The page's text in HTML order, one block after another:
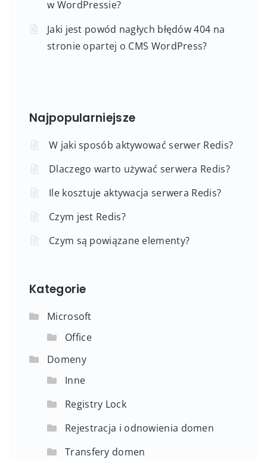
w WordPressie?
Jaki jest powód nagłych błędów 404 na
stronie opartej o CMS WordPress?
Najpopularniejsze
W jaki sposób aktywować serwer Redis?
Dlaczego warto używać serwera Redis?
Ile kosztuje aktywacja serwera Redis?
Czym jest Redis?
Czym są powiązane elementy?
Kategorie
Microsoft
Office
Domeny
Inne
Registry Lock
Rejestracja i odnowienia domen
Transfery domen